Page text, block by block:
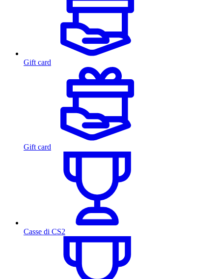
Gift card
Gift card
Casse di CS2